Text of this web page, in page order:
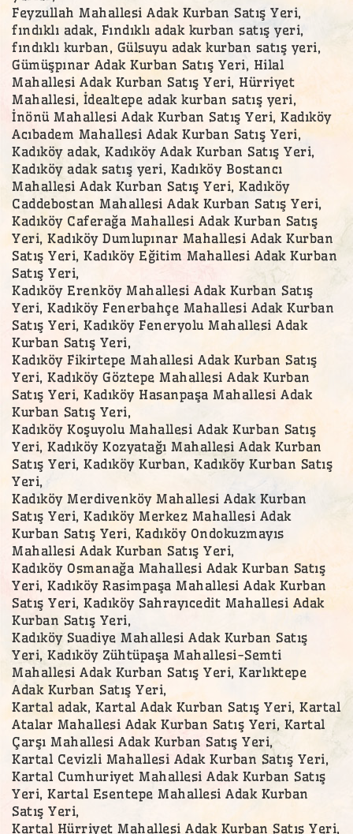
Feyzullah Mahallesi Adak Kurban Satış Yeri,
fındıklı adak, Fındıklı adak kurban satış yeri,
fındıklı kurban, Gülsuyu adak kurban satış yeri,
Gümüşpınar Adak Kurban Satış Yeri, Hilal
Mahallesi Adak Kurban Satış Yeri, Hürriyet
Mahallesi, İdealtepe adak kurban satış yeri,
İnönü Mahallesi Adak Kurban Satış Yeri, Kadıköy
Acıbadem Mahallesi Adak Kurban Satış Yeri,
Kadıköy adak, Kadıköy Adak Kurban Satış Yeri,
Kadıköy adak satış yeri, Kadıköy Bostancı
Mahallesi Adak Kurban Satış Yeri, Kadıköy
Caddebostan Mahallesi Adak Kurban Satış Yeri,
Kadıköy Caferağa Mahallesi Adak Kurban Satış
Yeri, Kadıköy Dumlupınar Mahallesi Adak Kurban
Satış Yeri, Kadıköy Eğitim Mahallesi Adak Kurban
Satış Yeri,
Kadıköy Erenköy Mahallesi Adak Kurban Satış
Yeri, Kadıköy Fenerbahçe Mahallesi Adak Kurban
Satış Yeri, Kadıköy Feneryolu Mahallesi Adak
Kurban Satış Yeri,
Kadıköy Fikirtepe Mahallesi Adak Kurban Satış
Yeri, Kadıköy Göztepe Mahallesi Adak Kurban
Satış Yeri, Kadıköy Hasanpaşa Mahallesi Adak
Kurban Satış Yeri,
Kadıköy Koşuyolu Mahallesi Adak Kurban Satış
Yeri, Kadıköy Kozyatağı Mahallesi Adak Kurban
Satış Yeri, Kadıköy Kurban, Kadıköy Kurban Satış
Yeri,
Kadıköy Merdivenköy Mahallesi Adak Kurban
Satış Yeri, Kadıköy Merkez Mahallesi Adak
Kurban Satış Yeri, Kadıköy Ondokuzmayıs
Mahallesi Adak Kurban Satış Yeri,
Kadıköy Osmanağa Mahallesi Adak Kurban Satış
Yeri, Kadıköy Rasimpaşa Mahallesi Adak Kurban
Satış Yeri, Kadıköy Sahrayıcedit Mahallesi Adak
Kurban Satış Yeri,
Kadıköy Suadiye Mahallesi Adak Kurban Satış
Yeri, Kadıköy Zühtüpaşa Mahallesi-Semti
Mahallesi Adak Kurban Satış Yeri, Karlıktepe
Adak Kurban Satış Yeri,
Kartal adak, Kartal Adak Kurban Satış Yeri, Kartal
Atalar Mahallesi Adak Kurban Satış Yeri, Kartal
Çarşı Mahallesi Adak Kurban Satış Yeri,
Kartal Cevizli Mahallesi Adak Kurban Satış Yeri,
Kartal Cumhuriyet Mahallesi Adak Kurban Satış
Yeri, Kartal Esentepe Mahallesi Adak Kurban
Satış Yeri,
Kartal Hürriyet Mahallesi Adak Kurban Satış Yeri,